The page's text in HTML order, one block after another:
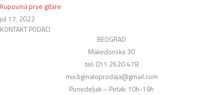
Kupovina prve gitare
jul 17, 2022
KONTAKT PODACI
BEOGRAD
Makedonska 30
tel: 011 2620 478
mix.bgmaloprodaja@gmail.com
Ponedeljak – Petak: 10h-18h